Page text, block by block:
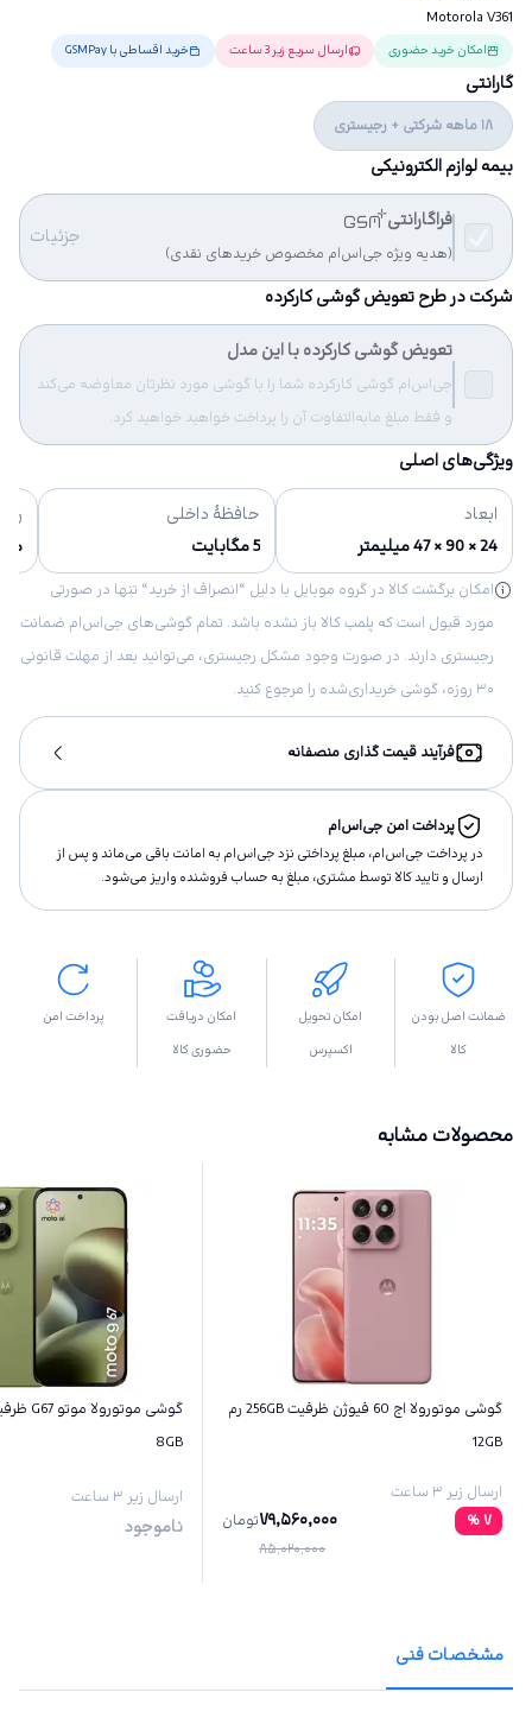
Motorola V361
امکان خرید حضوری ارسال سریع زیر 3 ساعت خرید اقساطی با GSMPay
گارانتی
18 ماهه شرکتی + رجیستری
بیمه لوازم الکترونیکی
فراگارانتی
(هدیه ویژه جی‌اس‌ام مخصوص خریدهای نقدی)
جزئیات
شرکت در طرح تعویض گوشی کارکرده
تعویض گوشی کارکرده با این مدل
جی‌اس‌ام گوشی کارکرده شما را با گوشی مورد نظرتان معاوضه می‌کند
و فقط مبلغ مابه‌التفاوت آن را پرداخت خواهید خواهید کرد.
ویژگی‌های اصلی
ابعاد
24 × 90 × 47 میلیمتر
حافظهٔ داخلی
5 مگابایت
امکان برگشت کالا در گروه موبایل با دلیل “انصراف از خرید“ تنها در صورتی
مورد قبول است که پلمب کالا باز نشده باشد. تمام گوشی‌های جی‌اس‌ام ضمانت
رجیستری دارند. در صورت وجود مشکل رجیستری، می‌توانید بعد از مهلت قانونی
۳۰ روزه، گوشی خریداری‌شده را مرجوع کنید.
فرآیند قیمت گذاری منصفانه
پرداخت امن جی‌اس‌ام
در پرداخت جی‌اس‌ام، مبلغ پرداختى نزد جی‌اس‌ام به امانت باقى مى‌ماند و پس از
ارسال و تاييد كالا توسط مشتری، مبلغ به حساب فروشنده واريز مى‌شود.
ضمانت اصل بودن
کالا
امکان تحویل
اکسپرس
امکان دریافت
حضوری کالا
پرداخت امن
محصولات مشابه
گوشی موتورولا اج 60 فیوژن ظرفیت 256GB رم
12GB
ارسال زیر ۳ ساعت
7
%
79,560,000
85,020,000
تومان
8GB
ارسال زیر ۳ ساعت
ناموجود
مشخصات فنی